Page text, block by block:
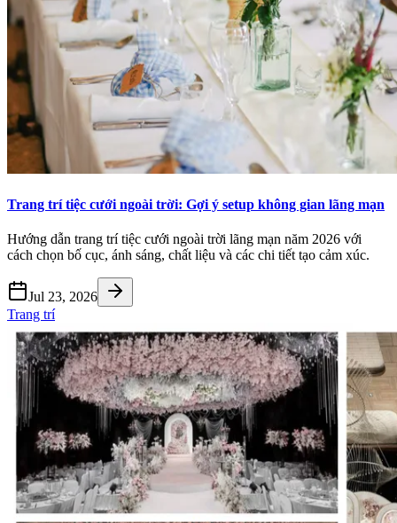
Trang trí tiệc cưới ngoài trời: Gợi ý setup không gian lãng mạn
Hướng dẫn trang trí tiệc cưới ngoài trời lãng mạn năm 2026 với
cách chọn bố cục, ánh sáng, chất liệu và các chi tiết tạo cảm xúc.
Jul 23, 2026
Trang trí